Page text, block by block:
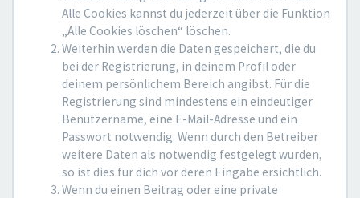
Alle Cookies kannst du jederzeit über die Funktion
„Alle Cookies löschen“ löschen.
Weiterhin werden die Daten gespeichert, die du
bei der Registrierung, in deinem Profil oder
deinem persönlichem Bereich angibst. Für die
Registrierung sind mindestens ein eindeutiger
Benutzername, eine E-Mail-Adresse und ein
Passwort notwendig. Wenn durch den Betreiber
weitere Daten als notwendig festgelegt wurden,
so ist dies für dich vor deren Eingabe ersichtlich.
Wenn du einen Beitrag oder eine private